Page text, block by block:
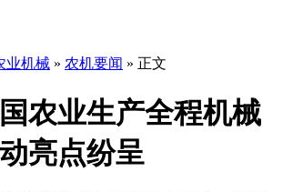
业机械 » 农机要闻 » 正文
农业生产全程机械
亮点纷呈